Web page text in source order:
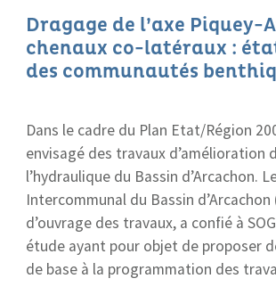
Dragage de l’axe Piquey-
chenaux co-latéraux :
des communautés
Dans le cadre du Plan Etat/Région
envisagé des travaux d’amélioration
l’hydraulique du Bassin d’Arcachon.
Intercommunal du Bassin
d’ouvrage des travaux, a confié à
étude ayant pour objet de proposer
de base à la programmation des